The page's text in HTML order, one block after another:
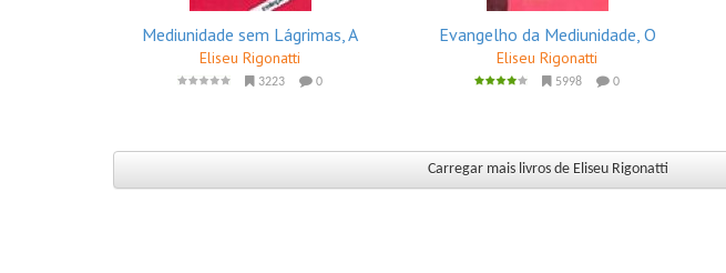
Mediunidade sem Lágrimas, A
Eliseu Rigonatti
3223 0
Evangelho da Mediunidade, O
Eliseu Rigonatti
5998 0
Carregar mais livros de Eliseu Rigonatti